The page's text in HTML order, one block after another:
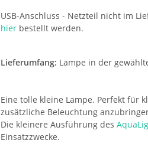
USB-Anschluss - Netzteil nicht im
hier bestellt werden.
Lieferumfang: Lampe in der
Eine tolle kleine Lampe. Perfekt für
zusätzliche Beleuchtung
Die kleinere Ausführung des
Einsatzzwecke.